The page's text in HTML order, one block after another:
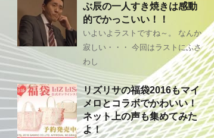
ぶ辰の一人すき焼きは感動
的でかっこいい！！
いよいよラストですね～。 なんか
寂しい・・・ 今回はラストにふさ
わし
リズリサの福袋2016もマイ
メロとコラボでかわいい！
ネット上の声も集めてみた
よ！